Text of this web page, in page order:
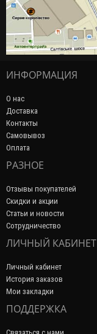
ИНФОРМАЦИЯ
О нас
Доставка
Контакты
Самовывоз
Оплата
РАЗНОЕ
Отзывы покупателей
Скидки и акции
Статьи и новости
Сотрудничество
ЛИЧНЫЙ КАБИНЕТ
Личный кабинет
История заказов
Мои закладки
ПОДДЕРЖКА